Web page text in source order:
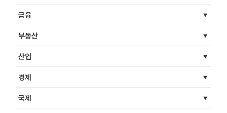
금융
부동산
산업
경제
국제